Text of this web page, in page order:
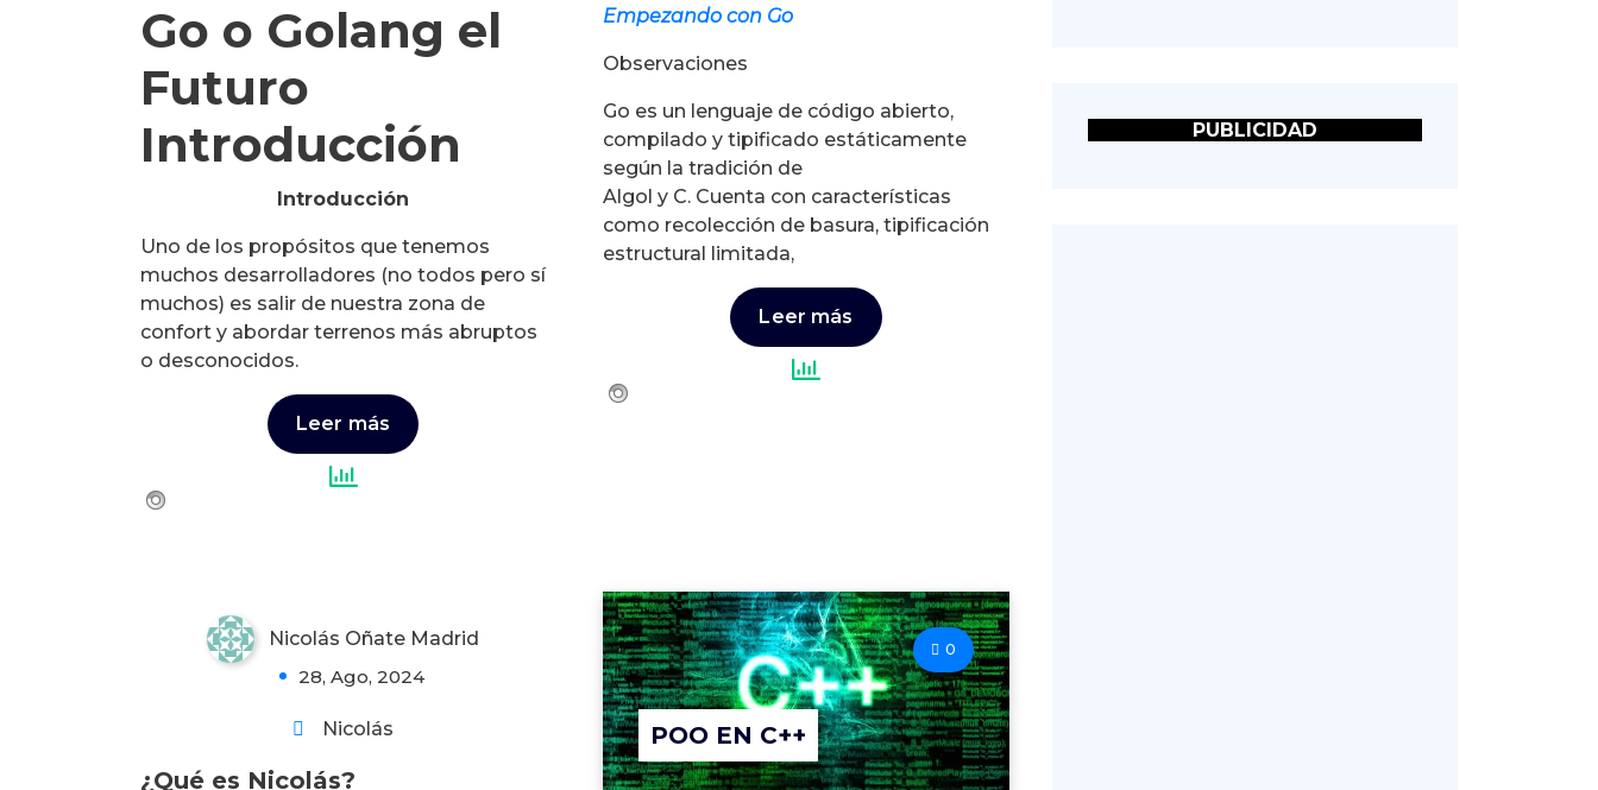
Go o Golang el
Futuro
Introducción
Introducción
Uno de los propósitos que tenemos
muchos desarrolladores (no todos pero sí
muchos) es salir de nuestra zona de
confort y abordar terrenos más abruptos
o desconocidos.
Leer más
Empezando con Go
Observaciones
Go es un lenguaje de código abierto,
compilado y tipificado estáticamente
según la tradición de
Algol y C. Cuenta con características
como recolección de basura, tipificación
estructural limitada,
Leer más
Nicolás Oñate Madrid
28, Ago, 2024
Nicolás
¿Qué es Nicolás?
POO EN C++
0
PUBLICIDAD